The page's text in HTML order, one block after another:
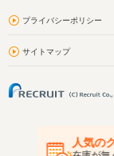
プライバシーポリシー
サイトマップ
人気の